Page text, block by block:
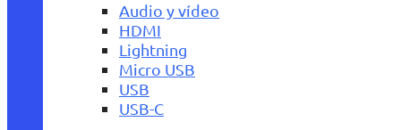
Audio y vídeo
HDMI
Lightning
Micro USB
USB
USB-C